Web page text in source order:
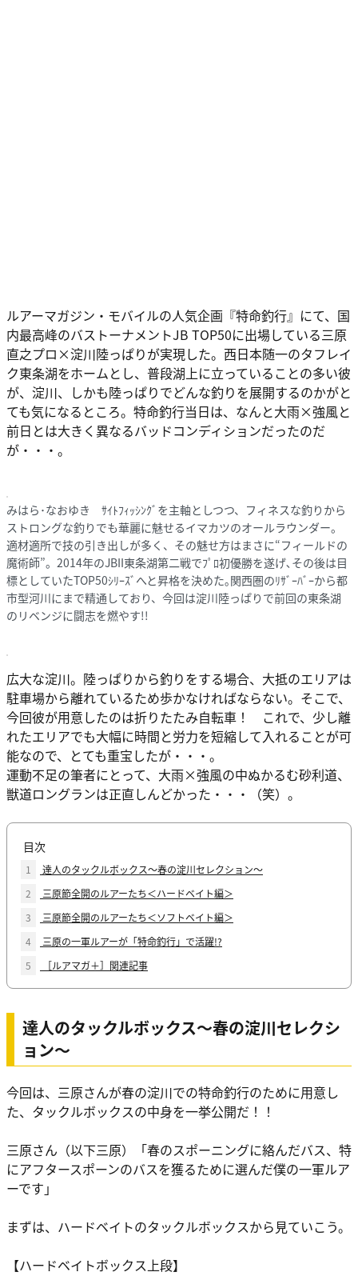
ルアーマガジン・モバイルの人気企画『特命釣行』にて、国
内最高峰のバストーナメントJB TOP50に出場している三原
直之プロ×淀川陸っぱりが実現した。西日本随一のタフレイ
ク東条湖をホームとし、普段湖上に立っていることの多い彼
が、淀川、しかも陸っぱりでどんな釣りを展開するのかがと
ても気になるところ。特命釣行当日は、なんと大雨×強風と
前日とは大きく異なるバッドコンディションだったのだ
が・・・。
みはら･なおゆき ｻｲﾄﾌｨｯｼﾝｸﾞを主軸としつつ、フィネスな釣りから
ストロングな釣りでも華麗に魅せるイマカツのオールラウンダー。
適材適所で技の引き出しが多く、その魅せ方はまさに“フィールドの
魔術師”。2014年のJBII東条湖第二戦でﾌﾟﾛ初優勝を遂げ､その後は目
標としていたTOP50ｼﾘｰｽﾞへと昇格を決めた｡関西圏のﾘｻﾞｰﾊﾞｰから都
市型河川にまで精通しており、今回は淀川陸っぱりで前回の東条湖
のリベンジに闘志を燃やす!!
広大な淀川。陸っぱりから釣りをする場合、大抵のエリアは
駐車場から離れているため歩かなければならない。そこで、
今回彼が用意したのは折りたたみ自転車！ これで、少し離
れたエリアでも大幅に時間と労力を短縮して入れることが可
能なので、とても重宝したが・・・。
運動不足の筆者にとって、大雨×強風の中ぬかるむ砂利道、
獣道ロングランは正直しんどかった・・・（笑）。
目次
1
達人のタックルボックス〜春の淀川セレクション〜
2
三原節全開のルアーたち＜ハードベイト編＞
3
三原節全開のルアーたち＜ソフトベイト編＞
4
三原の一軍ルアーが「特命釣行」で活躍!?
5
［ルアマガ＋］関連記事
達人のタックルボックス〜春の淀川セレクシ
ョン〜
今回は、三原さんが春の淀川での特命釣行のために用意し
た、タックルボックスの中身を一挙公開だ！！
三原さん（以下三原）
「春のスポーニングに絡んだバス、特
にアフタースポーンのバスを獲るために選んだ僕の一軍ルア
ーです 」
まずは、ハードベイトのタックルボックスから見ていこう。
【ハードベイトボックス上段】